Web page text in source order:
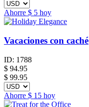
Ahorre $ 5 hoy
Vacaciones con caché
ID: 1788
$ 94.95
$ 99.95
Ahorre $ 15 hoy